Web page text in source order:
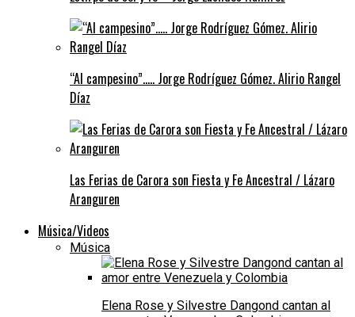
“Al campesino”….. Jorge Rodríguez Gómez. Alirio Rangel
Díaz
Las Ferias de Carora son Fiesta y Fe Ancestral / Lázaro
Aranguren
Música/Videos
Música
Elena Rose y Silvestre Dangond cantan al